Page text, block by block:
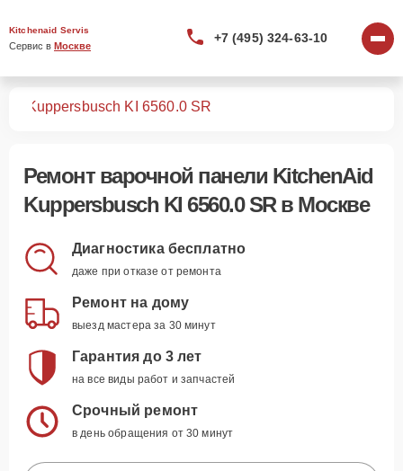
Kitchenaid Servis
Сервис в Москве
+7 (495) 324-63-10
Kuppersbusch KI 6560.0 SR
Ремонт варочной панели KitchenAid
Kuppersbusch KI 6560.0 SRв Москве
Диагностика бесплатно
даже при отказе от ремонта
Ремонт на дому
выезд мастера за 30 минут
Гарантия до 3 лет
на все виды работ и запчастей
Срочный ремонт
в день обращения от 30 минут